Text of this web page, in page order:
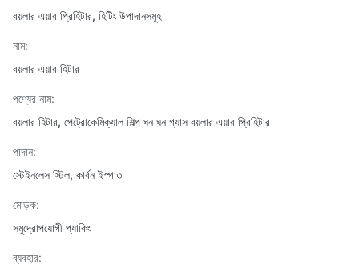
বয়লার এয়ার প্রিহিটার, হিটিং উপাদানসমূহ
নাম:
বয়লার এয়ার হিটার
পণ্যের নাম:
বয়লার হিটার, পেট্রোকেমিক্যাল শিল্প ঘন ঘন গ্যাস বয়লার এয়ার প্রিহিটার
পাদান:
স্টেইনলেস স্টিল, কার্বন ইস্পাত
মোড়ক:
সমুদ্রোপযোগী প্যাকিং
ব্যবহার: